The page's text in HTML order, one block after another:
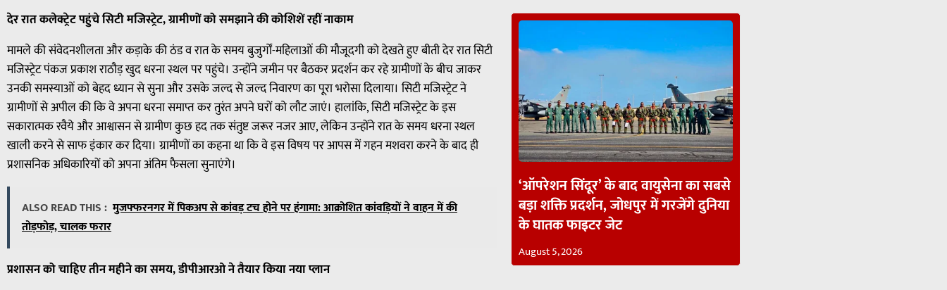
देर रात कलेक्ट्रेट पहुंचे सिटी मजिस्ट्रेट, ग्रामीणों को समझाने की कोशिशें रहीं नाकाम
मामले की संवेदनशीलता और कड़ाके की ठंड व रात के समय बुजुर्गों-महिलाओं की मौजूदगी को देखते हुए बीती देर रात सिटी
मजिस्ट्रेट पंकज प्रकाश राठौड़ खुद धरना स्थल पर पहुंचे। उन्होंने जमीन पर बैठकर प्रदर्शन कर रहे ग्रामीणों के बीच जाकर
उनकी समस्याओं को बेहद ध्यान से सुना और उसके जल्द से जल्द निवारण का पूरा भरोसा दिलाया। सिटी मजिस्ट्रेट ने
ग्रामीणों से अपील की कि वे अपना धरना समाप्त कर तुरंत अपने घरों को लौट जाएं। हालांकि, सिटी मजिस्ट्रेट के इस
सकारात्मक रवैये और आश्वासन से ग्रामीण कुछ हद तक संतुष्ट जरूर नजर आए, लेकिन उन्होंने रात के समय धरना स्थल
खाली करने से साफ इंकार कर दिया। ग्रामीणों का कहना था कि वे इस विषय पर आपस में गहन मशवरा करने के बाद ही
प्रशासनिक अधिकारियों को अपना अंतिम फैसला सुनाएंगे।
ALSO READ THIS : मुजफ्फरनगर में पिकअप से कांवड़ टच होने पर हंगामा: आक्रोशित कांवड़ियों ने वाहन में की
तोड़फोड़, चालक फरार
प्रशासन को चाहिए तीन महीने का समय, डीपीआरओ ने तैयार किया नया प्लान
‘ऑपरेशन सिंदूर’ के बाद वायुसेना का सबसे
बड़ा शक्ति प्रदर्शन, जोधपुर में गरजेंगे दुनिया
के घातक फाइटर जेट
August 5, 2026